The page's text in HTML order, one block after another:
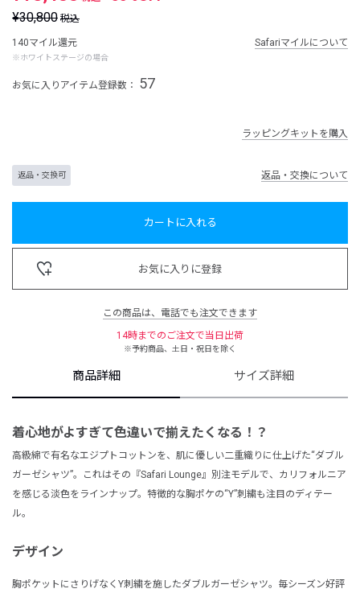
¥30,800 税込
140マイル還元
※ホワイトステージの場合
Safariマイルについて
お気に入りアイテム登録数： 57
ラッピングキットを購入
返品・交換可 返品・交換について
カートに入れる
お気に入りに登録
この商品は、電話でも注文できます
14時までのご注文で当日出荷
※予約商品、土日・祝日を除く
商品詳細 サイズ詳細
着心地がよすぎて色違いで揃えたくなる！？
高級綿で有名なエジプトコットンを、肌に優しい二重織りに仕上げた“ダブル
ガーゼシャツ”。これはその『Safari Lounge』別注モデルで、カリフォルニア
を感じる淡色をラインナップ。特徴的な胸ポケの“Y”刺繍も注目のディテー
ル。
デザイン
胸ポケットにさりげなくY刺繍を施したダブルガーゼシャツ。毎シーズン好評